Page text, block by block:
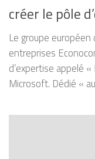
créer le pôle
Le groupe
entreprises
d’expertise appelé
Microsoft. Dédié «